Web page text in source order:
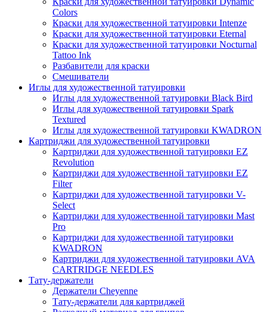
Colors
Краски для художественной татуировки Intenze
Краски для художественной татуировки Eternal
Краски для художественной татуировки Nocturnal
Tattoo Ink
Разбавители для краски
Смешиватели
Иглы для художественной татуировки
Иглы для художественной татуировки Black Bird
Иглы для художественной татуировки Spark
Textured
Иглы для художественной татуировки KWADRON
Картриджи для художественной татуировки
Картриджи для художественной татуировки EZ
Revolution
Картриджи для художественной татуировки EZ
Filter
Картриджи для художественной татуировки V-
Select
Картриджи для художественной татуировки Mast
Pro
Картриджи для художественной татуировки
KWADRON
Картриджи для художественной татуировки AVA
CARTRIDGE NEEDLES
Тату-держатели
Держатели Cheyenne
Тату-держатели для картриджей